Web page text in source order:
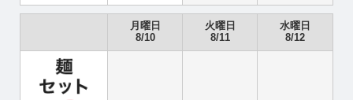
月曜日
8/10
火曜日
8/11
水曜日
8/12